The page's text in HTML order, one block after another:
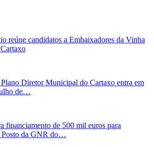
reúne candidatos a Embaixadores da Vinha
Plano Diretor Municipal do Cartaxo entra em
de…
financiamento de 500 mil euros para
Posto da GNR do…